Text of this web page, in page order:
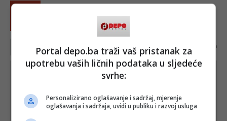
karaktera
Portal depo.ba traži vaš pristanak za
upotrebu vaših ličnih podataka u sljedeće
svrhe:
Personalizirano oglašavanje i sadržaj, mjerenje
oglašavanja i sadržaja, uvidi u publiku i razvoj usluga